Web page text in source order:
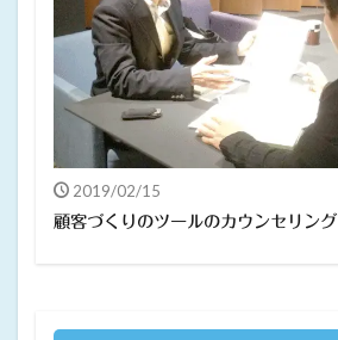
2019/02/15
顧客づくりのツールのカウンセリング